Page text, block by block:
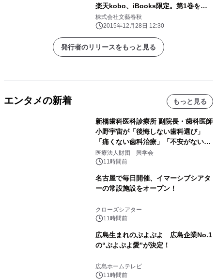
楽天kobo、iBooks限定。第1巻を三
が日のみ半額で販売！
株式会社文藝春秋
2015年12月28日 12:30
発行者のリリースをもっと見る
エンタメの新着 もっと見る
新橋歯科医科診療所 副院長・歯科医師
小野宇宙が「後悔しない歯科選び」
「痛くない歯科治療」「不安がない治
療計画」をテーマに専門監修
医療法人財団 興学会
11時間前
名古屋で毎日開催、イマーシブシアタ
ーの常設施設をオープン！
クローズシアター
11時間前
広島生まれのぷよぷよ 広島企業No.1
の“ぷよぷよ愛”が決定！
広島ホームテレビ
11時間前